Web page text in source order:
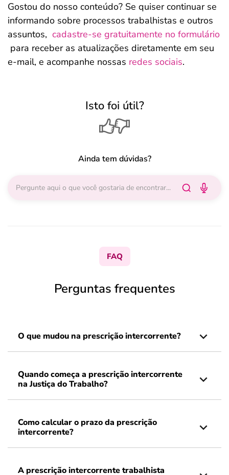
Gostou do nosso conteúdo? Se quiser continuar se
informando sobre processos trabalhistas e outros
assuntos, cadastre-se gratuitamente no formulário
para receber as atualizações diretamente em seu
e-mail, e acompanhe nossas redes sociais.
Isto foi útil?
Ainda tem dúvidas?
FAQ
Perguntas frequentes
O que mudou na prescrição intercorrente?
Quando começa a prescrição intercorrente
na Justiça do Trabalho?
Como calcular o prazo da prescrição
intercorrente?
A prescrição intercorrente trabalhista